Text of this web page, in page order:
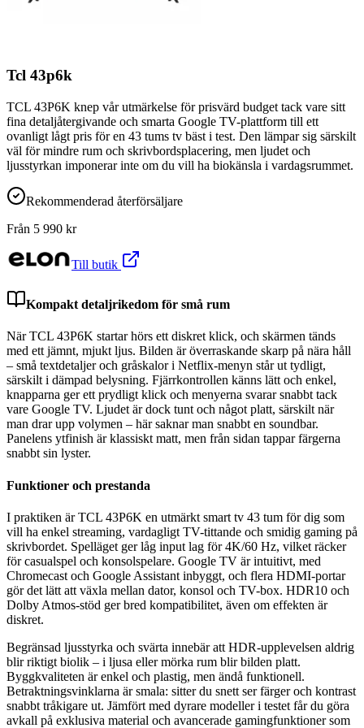
Tcl 43p6k
TCL 43P6K knep vår utmärkelse för prisvärd budget tack vare sitt
fina detaljåtergivande och smarta Google TV-plattform till ett
ovanligt lågt pris för en 43 tums tv bäst i test. Den lämpar sig särskilt
väl för mindre rum och skrivbordsplacering, men ljudet och
ljusstyrkan imponerar inte om du vill ha biokänsla i vardagsrummet.
Rekommenderad återförsäljare
Från 5 990 kr
Till butik
Kompakt detaljrikedom för små rum
När TCL 43P6K startar hörs ett diskret klick, och skärmen tänds
med ett jämnt, mjukt ljus. Bilden är överraskande skarp på nära håll
– små textdetaljer och gråskalor i Netflix-menyn står ut tydligt,
särskilt i dämpad belysning. Fjärrkontrollen känns lätt och enkel,
knapparna ger ett prydligt klick och menyerna svarar snabbt tack
vare Google TV. Ljudet är dock tunt och något platt, särskilt när
man drar upp volymen – här saknar man snabbt en soundbar.
Panelens ytfinish är klassiskt matt, men från sidan tappar färgerna
snabbt sin lyster.
Funktioner och prestanda
I praktiken är TCL 43P6K en utmärkt smart tv 43 tum för dig som
vill ha enkel streaming, vardagligt TV-tittande och smidig gaming på
skrivbordet. Spelläget ger låg input lag för 4K/60 Hz, vilket räcker
för casualspel och konsolspelare. Google TV är intuitivt, med
Chromecast och Google Assistant inbyggt, och flera HDMI-portar
gör det lätt att växla mellan dator, konsol och TV-box. HDR10 och
Dolby Atmos-stöd ger bred kompatibilitet, även om effekten är
diskret.
Begränsad ljusstyrka och svärta innebär att HDR-upplevelsen aldrig
blir riktigt biolik – i ljusa eller mörka rum blir bilden platt.
Byggkvaliteten är enkel och plastig, men ändå funktionell.
Betraktningsvinklarna är smala: sitter du snett ser färger och kontrast
snabbt tråkigare ut. Jämfört med dyrare modeller i testet får du göra
avkall på exklusiva material och avancerade gamingfunktioner som